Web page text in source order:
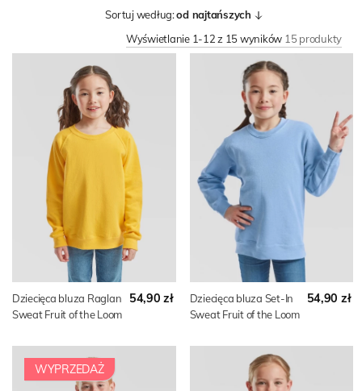
Sortuj według:od najtańszych
Wyświetlanie 1-12 z 15 wyników 15 produkty
Dziecięca bluza Raglan
Sweat Fruit of the Loom
54,90 zł
Dziecięca bluza Set-In
Sweat Fruit of the Loom
54,90 zł
WYPRZEDAŻ